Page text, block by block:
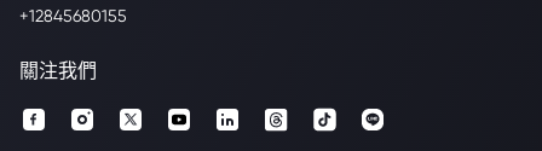
+12845680155
關注我們